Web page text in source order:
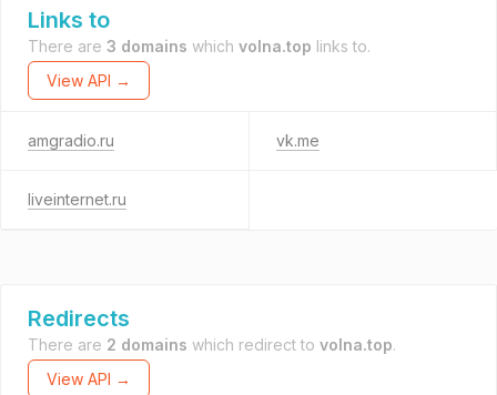
Links to
There are 3 domains which volna.top links to.
View API →
amgradio.ru vk.me
liveinternet.ru
Redirects
There are 2 domains which redirect to volna.top.
View API →